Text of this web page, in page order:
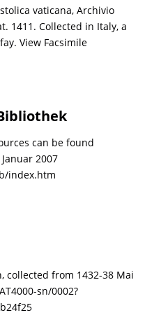
vaticana, Archivio
1411. Collected in Italy, a
View Facsimile
can be found
2007
index.htm
collected from 1432-38 Mai
sn/0002?